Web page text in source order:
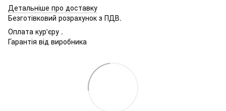
Детальніше про доставку
Безготівковий розрахунок з ПДВ.
Оплата кур'єру .
Гарантія від виробника